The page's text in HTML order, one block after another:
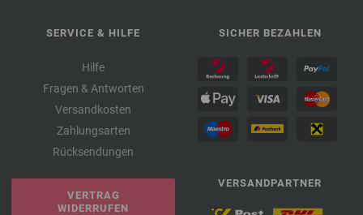
SERVICE & HILFE
Hilfe
Fragen & Antworten
Versandkosten
Zahlungsarten
Rücksendungen
VERTRAG
WIDERRUFEN
SICHER BEZAHLEN
VERSANDPARTNER